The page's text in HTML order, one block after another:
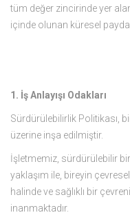
tüm değer zincirinde yer
içinde olunan küresel
1. İş Anlayışı Odakları
Sürdürülebilirlik Politikası,
üzerine inşa edilmiştir.
İşletmemiz, sürdürülebilir
yaklaşım ile, bireyin
halinde ve sağlıklı bir
inanmaktadır.